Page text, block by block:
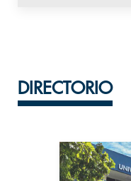
DIRECTORIO